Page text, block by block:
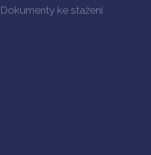
Dokumenty ke stažení